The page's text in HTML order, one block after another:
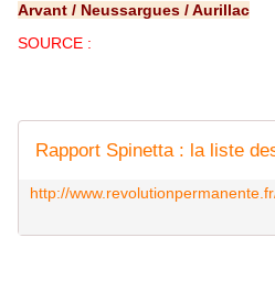
Arvant / Neussargues / Aurillac
SOURCE :